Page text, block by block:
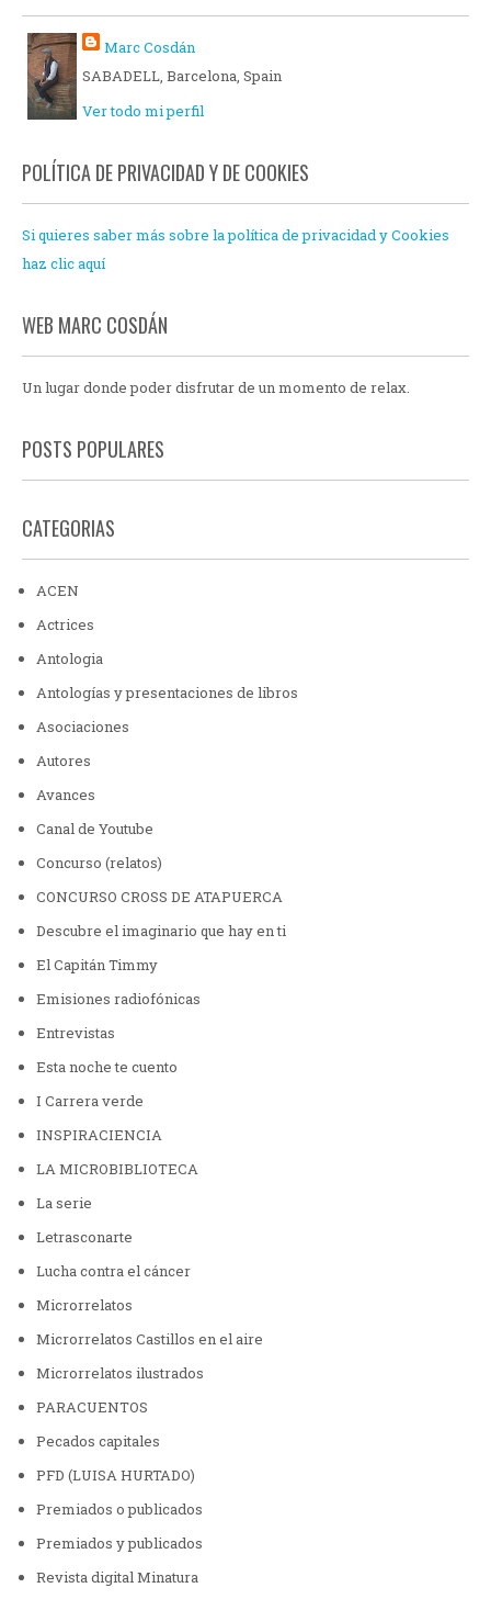
Marc Cosdán
SABADELL, Barcelona, Spain
Ver todo mi perfil
POLÍTICA DE PRIVACIDAD Y DE COOKIES
Si quieres saber más sobre la política de privacidad y Cookies
haz clic aquí
WEB MARC COSDÁN
Un lugar donde poder disfrutar de un momento de relax.
POSTS POPULARES
CATEGORIAS
ACEN
Actrices
Antologia
Antologías y presentaciones de libros
Asociaciones
Autores
Avances
Canal de Youtube
Concurso (relatos)
CONCURSO CROSS DE ATAPUERCA
Descubre el imaginario que hay en ti
El Capitán Timmy
Emisiones radiofónicas
Entrevistas
Esta noche te cuento
I Carrera verde
INSPIRACIENCIA
LA MICROBIBLIOTECA
La serie
Letrasconarte
Lucha contra el cáncer
Microrrelatos
Microrrelatos Castillos en el aire
Microrrelatos ilustrados
PARACUENTOS
Pecados capitales
PFD (LUISA HURTADO)
Premiados o publicados
Premiados y publicados
Revista digital Minatura